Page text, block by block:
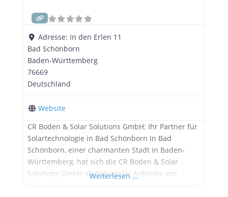
Adresse: In den Erlen 11
Bad Schönborn
Baden-Württemberg
76669
Deutschland
Website
CR Boden & Solar Solutions GmbH: Ihr Partner für
Solartechnologie in Bad Schönborn In Bad
Schönborn, einer charmanten Stadt in Baden-
Württemberg, hat sich die CR Boden & Solar
Solutions GmbH als führender Anbieter von
Weiterlesen …